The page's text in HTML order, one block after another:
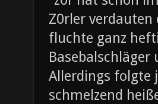
Z0rler
fluchte ganz
Allerdings folgte
schmelzend